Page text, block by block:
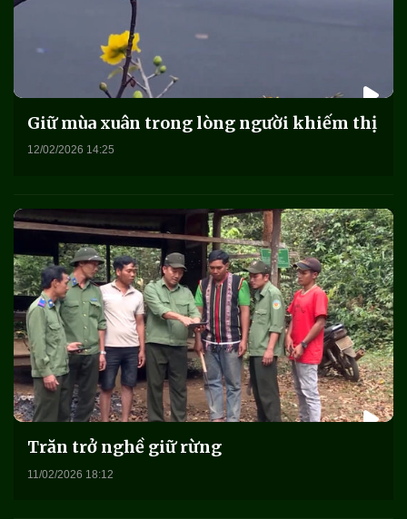
Giữ mùa xuân trong lòng người khiếm thị
12/02/2026 14:25
Trăn trở nghề giữ rừng
11/02/2026 18:12